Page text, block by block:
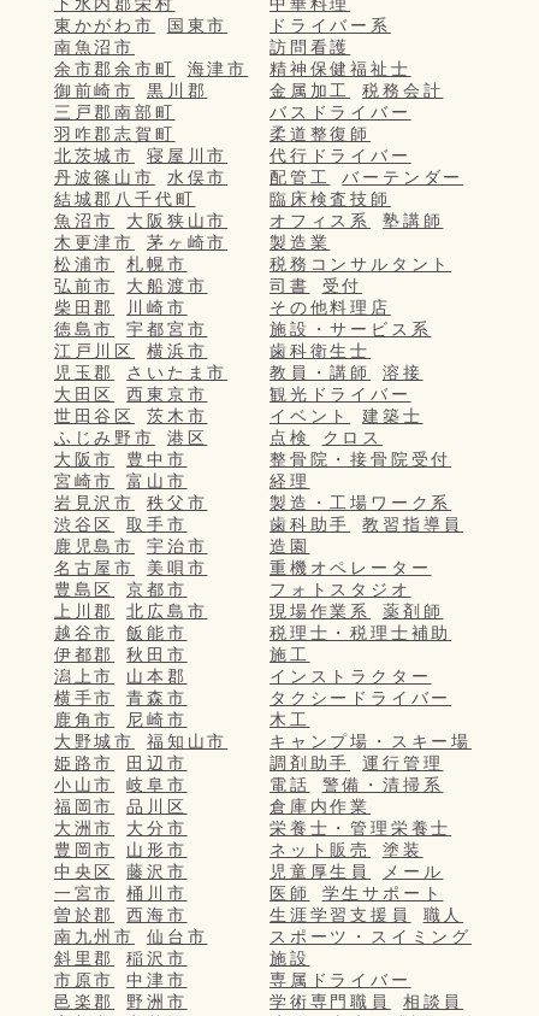
東かがわ市
国東市
南魚沼市
余市郡余市町
海津市
御前崎市
黒川郡
三戸郡南部町
羽咋郡志賀町
北茨城市
寝屋川市
丹波篠山市
水俣市
結城郡八千代町
魚沼市
大阪狭山市
木更津市
茅ヶ崎市
松浦市
札幌市
弘前市
大船渡市
柴田郡
川崎市
徳島市
宇都宮市
江戸川区
横浜市
児玉郡
さいたま市
大田区
西東京市
世田谷区
茨木市
ふじみ野市
港区
大阪市
豊中市
宮崎市
富山市
岩見沢市
秩父市
渋谷区
取手市
鹿児島市
宇治市
名古屋市
美唄市
豊島区
京都市
上川郡
北広島市
越谷市
飯能市
伊都郡
秋田市
潟上市
山本郡
横手市
青森市
鹿角市
尼崎市
大野城市
福知山市
姫路市
田辺市
小山市
岐阜市
福岡市
品川区
大洲市
大分市
豊岡市
山形市
中央区
藤沢市
一宮市
桶川市
曽於郡
西海市
南九州市
仙台市
斜里郡
稲沢市
市原市
中津市
邑楽郡
野洲市
ドライバー系
訪問看護
精神保健福祉士
金属加工
税務会計
バスドライバー
柔道整復師
代行ドライバー
配管工
バーテンダー
臨床検査技師
オフィス系
塾講師
製造業
税務コンサルタント
司書
受付
その他料理店
施設・サービス系
歯科衛生士
教員・講師
溶接
観光ドライバー
イベント
建築士
点検
クロス
整骨院・接骨院受付
経理
製造・工場ワーク系
歯科助手
教習指導員
造園
重機オペレーター
フォトスタジオ
現場作業系
薬剤師
税理士・税理士補助
施工
インストラクター
タクシードライバー
木工
キャンプ場・スキー場
調剤助手
運行管理
電話
警備・清掃系
倉庫内作業
栄養士・管理栄養士
ネット販売
塗装
児童厚生員
メール
医師
学生サポート
生涯学習支援員
職人
スポーツ・スイミング
施設
専属ドライバー
学術専門職員
相談員